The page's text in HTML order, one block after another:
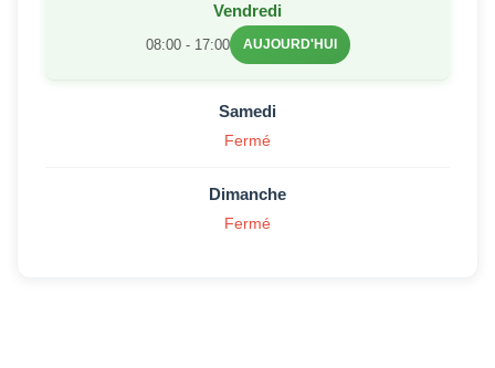
Vendredi
08:00 - 17:00 AUJOURD'HUI
Samedi
Fermé
Dimanche
Fermé